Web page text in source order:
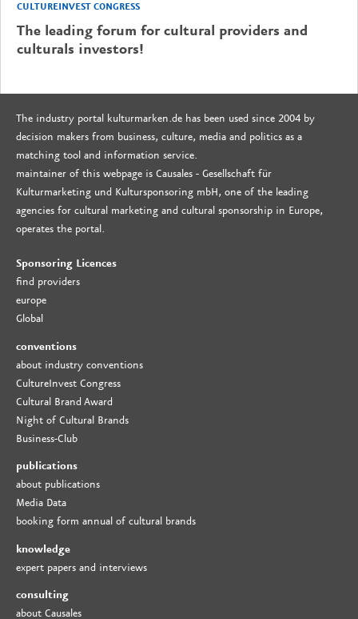
CULTUREINVEST CONGRESS
The leading forum for cultural providers and
culturals investors!
The industry portal kulturmarken.de has been used since 2004 by
decision makers from business, culture, media and politics as a
matching tool and information service.
maintainer of this webpage is Causales - Gesellschaft für
Kulturmarketing und Kultursponsoring mbH, one of the leading
agencies for cultural marketing and cultural sponsorship in Europe,
operates the portal.
Sponsoring Licences
find providers
europe
Global
conventions
about industry conventions
CultureInvest Congress
Cultural Brand Award
Night of Cultural Brands
Business-Club
publications
about publications
Media Data
booking form annual of cultural brands
knowledge
expert papers and interviews
consulting
about Causales